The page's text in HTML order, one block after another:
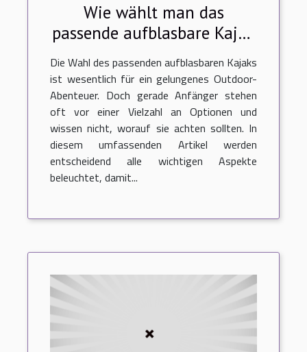
Wie wählt man das
passende aufblasbare Kajak
für Outdoor-Abenteuer aus?
Die Wahl des passenden aufblasbaren Kajaks
ist wesentlich für ein gelungenes Outdoor-
Abenteuer. Doch gerade Anfänger stehen
oft vor einer Vielzahl an Optionen und
wissen nicht, worauf sie achten sollten. In
diesem umfassenden Artikel werden
entscheidend alle wichtigen Aspekte
beleuchtet, damit...